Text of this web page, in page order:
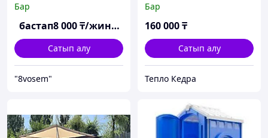
Бар
бастап8 000₸/жинақ
Сатып алу
"8vosem"
әжетханасы
Бар
160 000₸
Сатып алу
Тепло Кедра